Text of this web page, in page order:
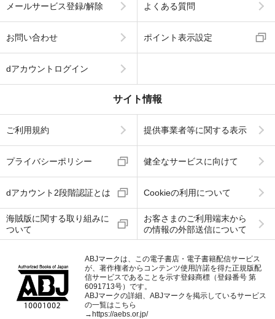
メールサービス登録/解除 よくある質問
お問い合わせ ポイント表示設定
dアカウントログイン
サイト情報
ご利用規約 提供事業者等に関する表示
プライバシーポリシー 健全なサービスに向けて
dアカウント2段階認証とは Cookieの利用について
海賊版に関する取り組みに
ついて
お客さまのご利用端末から
の情報の外部送信について
ABJマークは、この電子書店・電子書籍配信サービス
が、著作権者からコンテンツ使用許諾を得た正規版配
信サービスであることを示す登録商標（登録番号 第
6091713号）です。
ABJマークの詳細、ABJマークを掲示しているサービス
の一覧はこちら
→https://aebs.or.jp/